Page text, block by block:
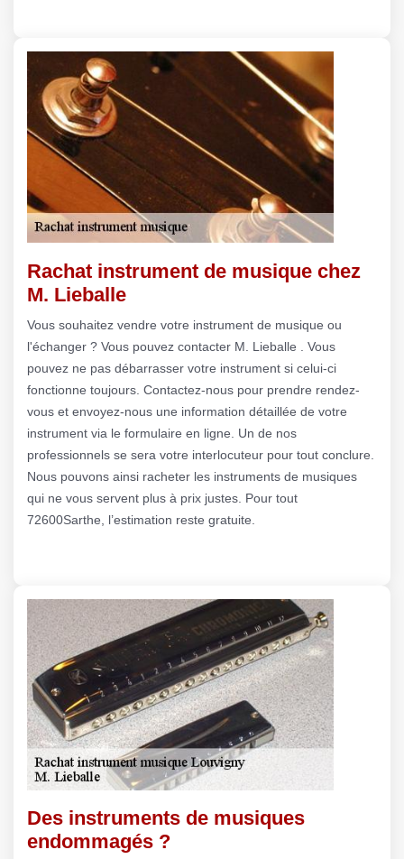
Rachat instrument de musique chez
M. Lieballe
Vous souhaitez vendre votre instrument de musique ou
l'échanger ? Vous pouvez contacter M. Lieballe . Vous
pouvez ne pas débarrasser votre instrument si celui-ci
fonctionne toujours. Contactez-nous pour prendre rendez-
vous et envoyez-nous une information détaillée de votre
instrument via le formulaire en ligne. Un de nos
professionnels se sera votre interlocuteur pour tout conclure.
Nous pouvons ainsi racheter les instruments de musiques
qui ne vous servent plus à prix justes. Pour tout
72600Sarthe, l’estimation reste gratuite.
Des instruments de musiques
endommagés ?